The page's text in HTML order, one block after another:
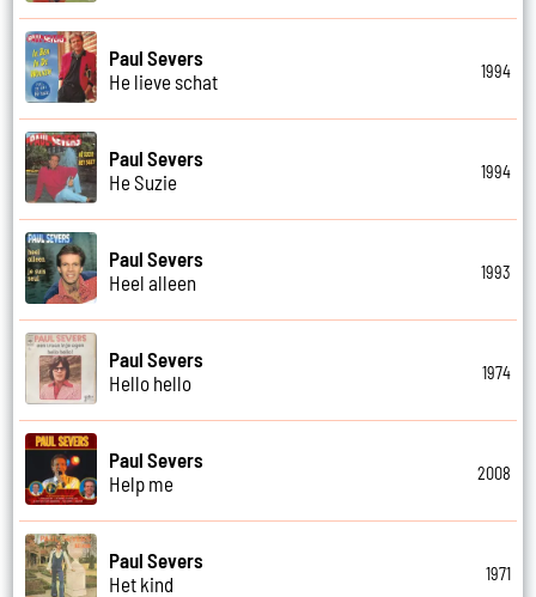
Paul Severs
He lieve schat
1994
Paul Severs
He Suzie
1994
Paul Severs
Heel alleen
1993
Paul Severs
Hello hello
1974
Paul Severs
Help me
2008
Paul Severs
Het kind
1971